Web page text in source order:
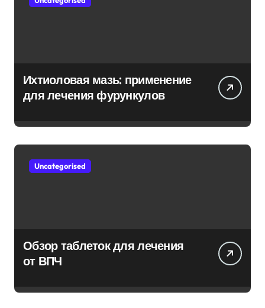
Ихтиоловая мазь: применение
для лечения фурункулов
Uncategorised
Обзор таблеток для лечения
от ВПЧ